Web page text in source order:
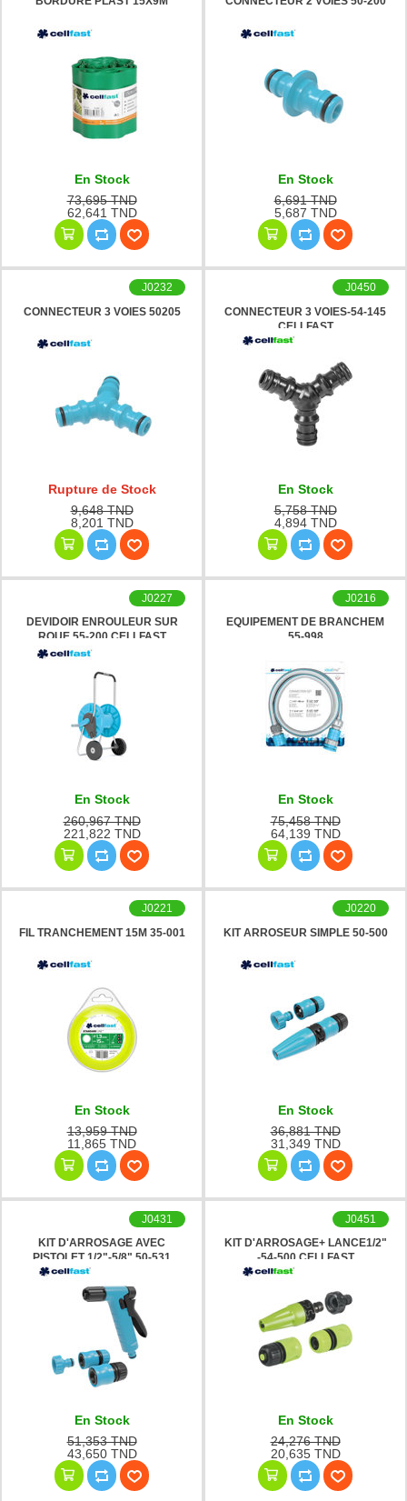
En Stock
73,695 TND
62,641 TND
En Stock
6,691 TND
5,687 TND
CONNECTEUR 3 VOIES 50205
J0232
Rupture de Stock
9,648 TND
8,201 TND
CONNECTEUR 3 VOIES-54-145
CELLFAST
J0450
En Stock
5,758 TND
4,894 TND
DEVIDOIR ENROULEUR SUR
ROUE 55-200 CELLFAST
J0227
En Stock
260,967 TND
221,822 TND
EQUIPEMENT DE BRANCHEM
55-998
J0216
En Stock
75,458 TND
64,139 TND
FIL TRANCHEMENT 15M 35-001
J0221
En Stock
13,959 TND
11,865 TND
KIT ARROSEUR SIMPLE 50-500
J0220
En Stock
36,881 TND
31,349 TND
KIT D'ARROSAGE AVEC
PISTOLET 1/2"-5/8" 50-531
CELLFAST
J0431
En Stock
51,353 TND
43,650 TND
KIT D'ARROSAGE+ LANCE1/2"
-54-500 CELLFAST
J0451
En Stock
24,276 TND
20,635 TND